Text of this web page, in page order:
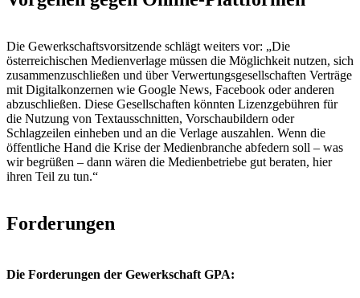
Die Gewerkschaftsvorsitzende schlägt weiters vor: „Die
österreichischen Medienverlage müssen die Möglichkeit nutzen, sich
zusammenzuschließen und über Verwertungsgesellschaften Verträge
mit Digitalkonzernen wie Google News, Facebook oder anderen
abzuschließen. Diese Gesellschaften könnten Lizenzgebühren für
die Nutzung von Textausschnitten, Vorschaubildern oder
Schlagzeilen einheben und an die Verlage auszahlen. Wenn die
öffentliche Hand die Krise der Medienbranche abfedern soll – was
wir begrüßen – dann wären die Medienbetriebe gut beraten, hier
ihren Teil zu tun.“
Forderungen
Die Forderungen der Gewerkschaft GPA: